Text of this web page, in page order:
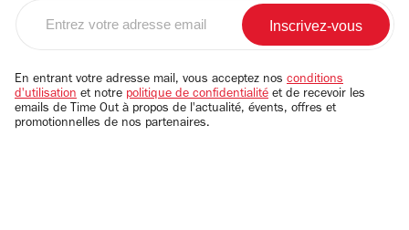
email
En entrant votre adresse mail, vous acceptez nos conditions
d'utilisation et notre politique de confidentialité et de recevoir les
emails de Time Out à propos de l'actualité, évents, offres et
promotionnelles de nos partenaires.